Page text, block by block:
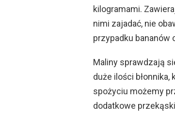
kilogramami.
nimi zajadać, nie
przypadku bananów
Maliny sprawdzają
duże ilości
spożyciu możemy
dodatkowe